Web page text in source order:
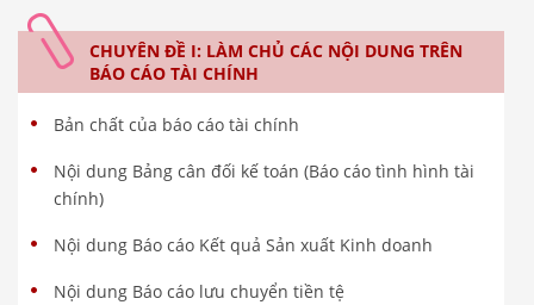
CHUYÊN ĐỀ I: LÀM CHỦ CÁC NỘI DUNG TRÊN
BÁO CÁO TÀI CHÍNH
Bản chất của báo cáo tài chính
Nội dung Bảng cân đối kế toán (Báo cáo tình hình tài
chính)
Nội dung Báo cáo Kết quả Sản xuất Kinh doanh
Nội dung Báo cáo lưu chuyển tiền tệ